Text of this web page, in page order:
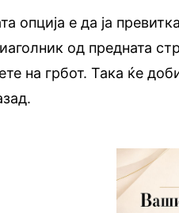
опција е да ја
од предната
на грбот. Така ќе